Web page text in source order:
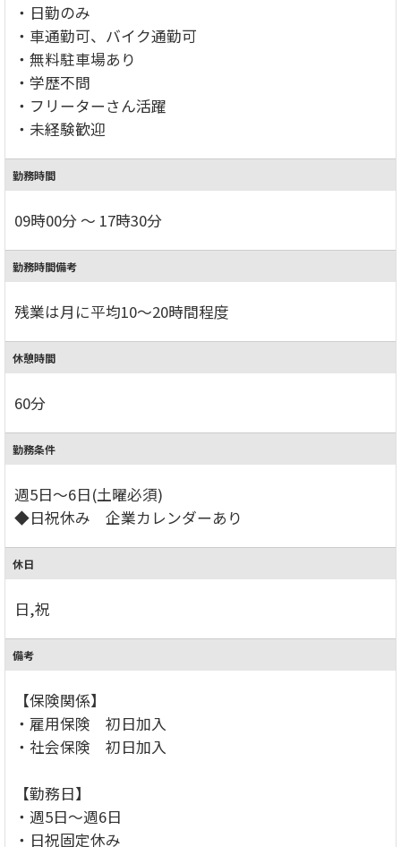
・日勤のみ
・車通勤可、バイク通勤可
・無料駐車場あり
・学歴不問
・フリーターさん活躍
・未経験歓迎
勤務時間
09時00分 ～ 17時30分
勤務時間備考
残業は月に平均10～20時間程度
休憩時間
60分
勤務条件
週5日～6日(土曜必須)
◆日祝休み 企業カレンダーあり
休日
日,祝
備考
【保険関係】
・雇用保険 初日加入
・社会保険 初日加入
【勤務日】
・週5日～週6日
・日祝固定休み